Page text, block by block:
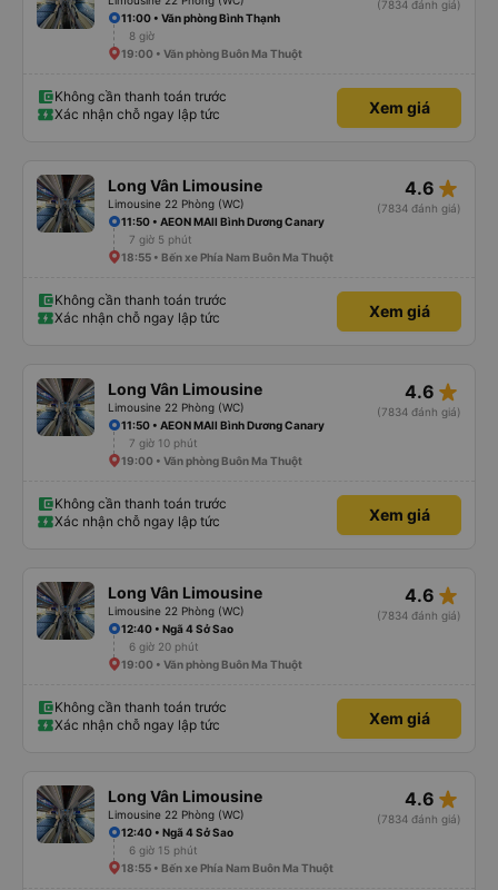
(7834 đánh giá)
11:00 • Văn phòng Bình Thạnh
8 giờ
19:00 • Văn phòng Buôn Ma Thuột
Không cần thanh toán trước
Xác nhận chỗ ngay lập tức
Xem giá
Long Vân Limousine
Limousine 22 Phòng (WC)
4.6 star_rate
(7834 đánh giá)
11:50 • AEON MAll Bình Dương Canary
7 giờ 5 phút
18:55 • Bến xe Phía Nam Buôn Ma Thuột
Không cần thanh toán trước
Xác nhận chỗ ngay lập tức
Xem giá
Long Vân Limousine
Limousine 22 Phòng (WC)
4.6 star_rate
(7834 đánh giá)
11:50 • AEON MAll Bình Dương Canary
7 giờ 10 phút
19:00 • Văn phòng Buôn Ma Thuột
Không cần thanh toán trước
Xác nhận chỗ ngay lập tức
Xem giá
Long Vân Limousine
Limousine 22 Phòng (WC)
4.6 star_rate
(7834 đánh giá)
12:40 • Ngã 4 Sở Sao
6 giờ 20 phút
19:00 • Văn phòng Buôn Ma Thuột
Không cần thanh toán trước
Xác nhận chỗ ngay lập tức
Xem giá
Long Vân Limousine
Limousine 22 Phòng (WC)
4.6 star_rate
(7834 đánh giá)
12:40 • Ngã 4 Sở Sao
6 giờ 15 phút
18:55 • Bến xe Phía Nam Buôn Ma Thuột